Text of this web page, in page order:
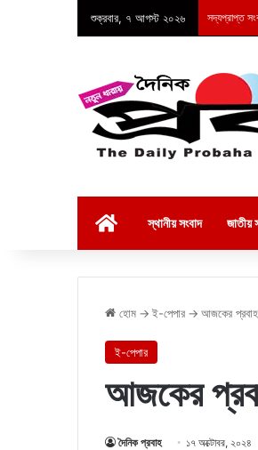
শুক্রবার, ৭ আগস্ট ২০২৬ সদ্যপ্রাপ্ত
স্থানীয় সংবাদ জাতীয়
হোম → ই-পেপার → আজকের
ই-পেপার
আজকের
দৈনিক প্রবাহ ১৭ অক্টোবর, ২০২৪